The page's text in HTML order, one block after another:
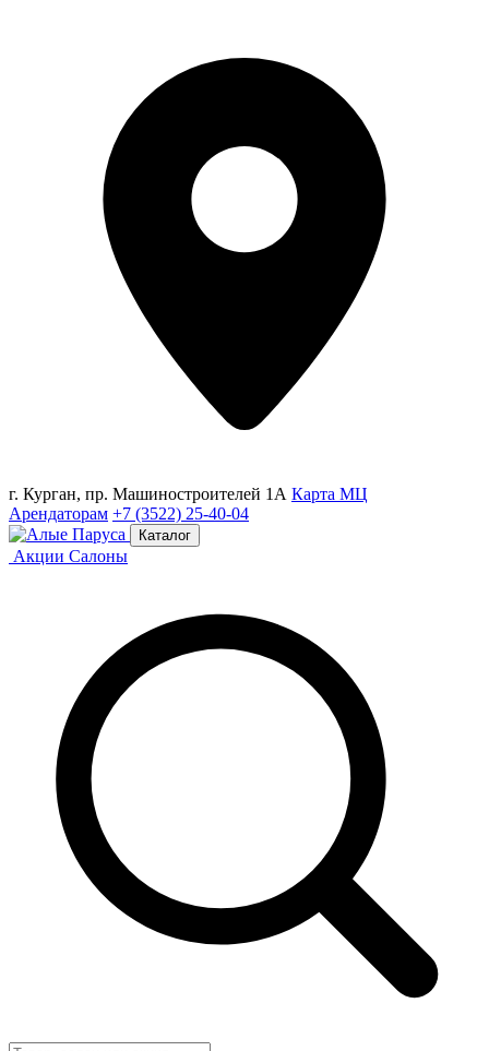
г. Курган, пр. Машиностроителей 1А Карта МЦ
Арендаторам +7 (3522) 25-40-04
Каталог
Акции Салоны